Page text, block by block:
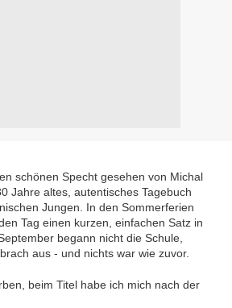
schönen Specht gesehen von Michal
Jahre altes, autentisches Tagebuch
Jungen. In den Sommerferien
Tag einen kurzen, einfachen Satz in
begann nicht die Schule,
aus - und nichts war wie zuvor.
beim Titel habe ich mich nach der